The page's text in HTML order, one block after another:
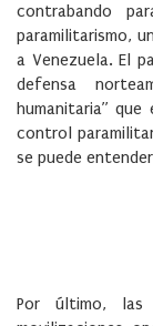
contrabando
paramilitarismo,
a Venezuela. El
defensa
humanitaria”
control
se puede
Por último,